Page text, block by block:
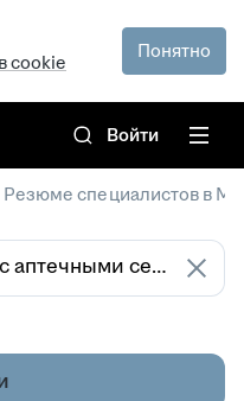
cookie
Понятно
Войти
Резюме специалистов в